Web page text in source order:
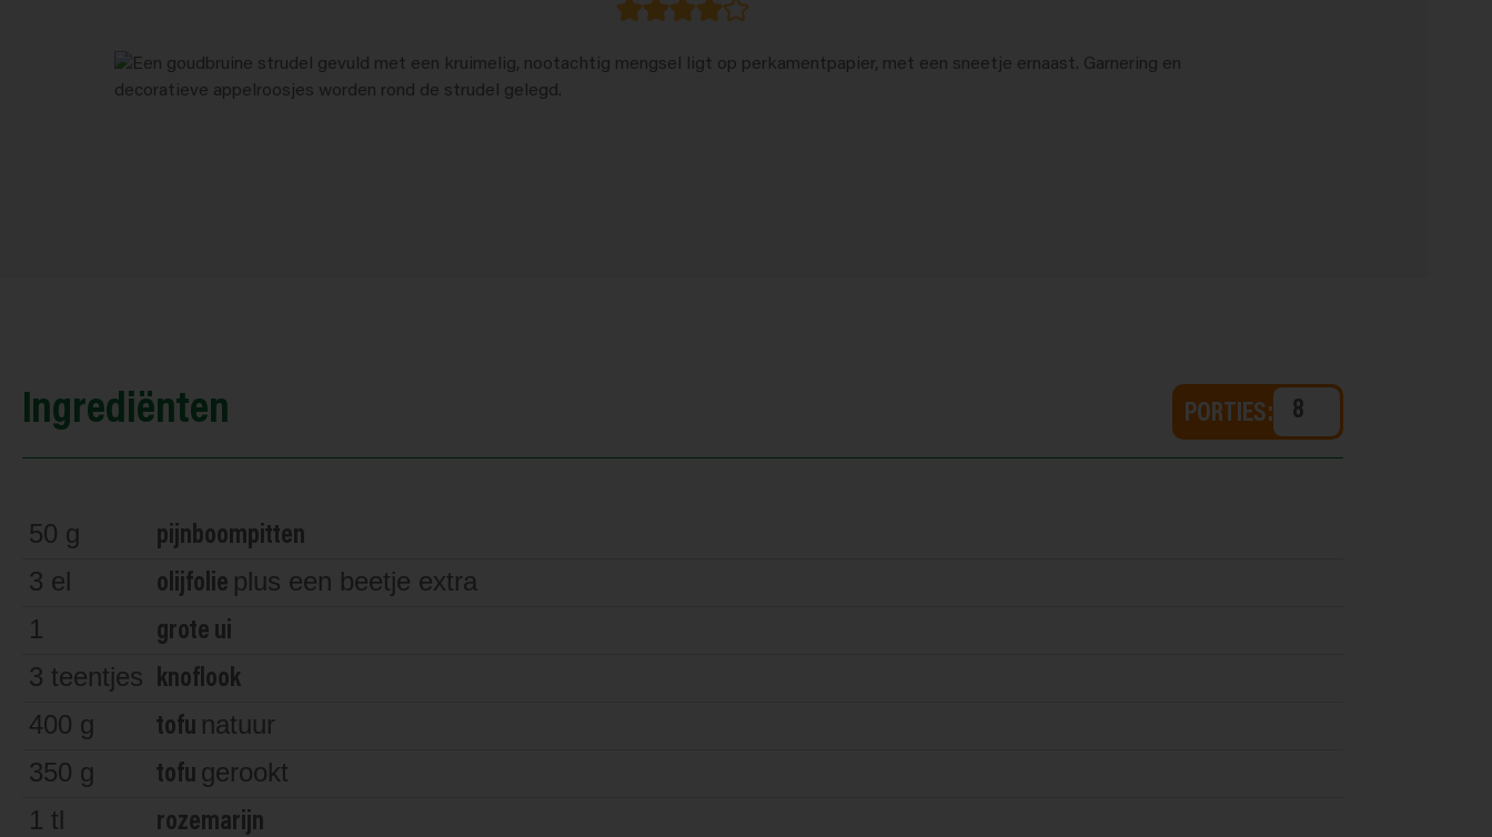
Ingrediënten PORTIES:
50 g pijnboompitten
3 el olijfolie plus een beetje extra
1
grote ui
3 teentjes knoflook
400 g tofu natuur
350 g tofu gerookt
1 tl rozemarijn